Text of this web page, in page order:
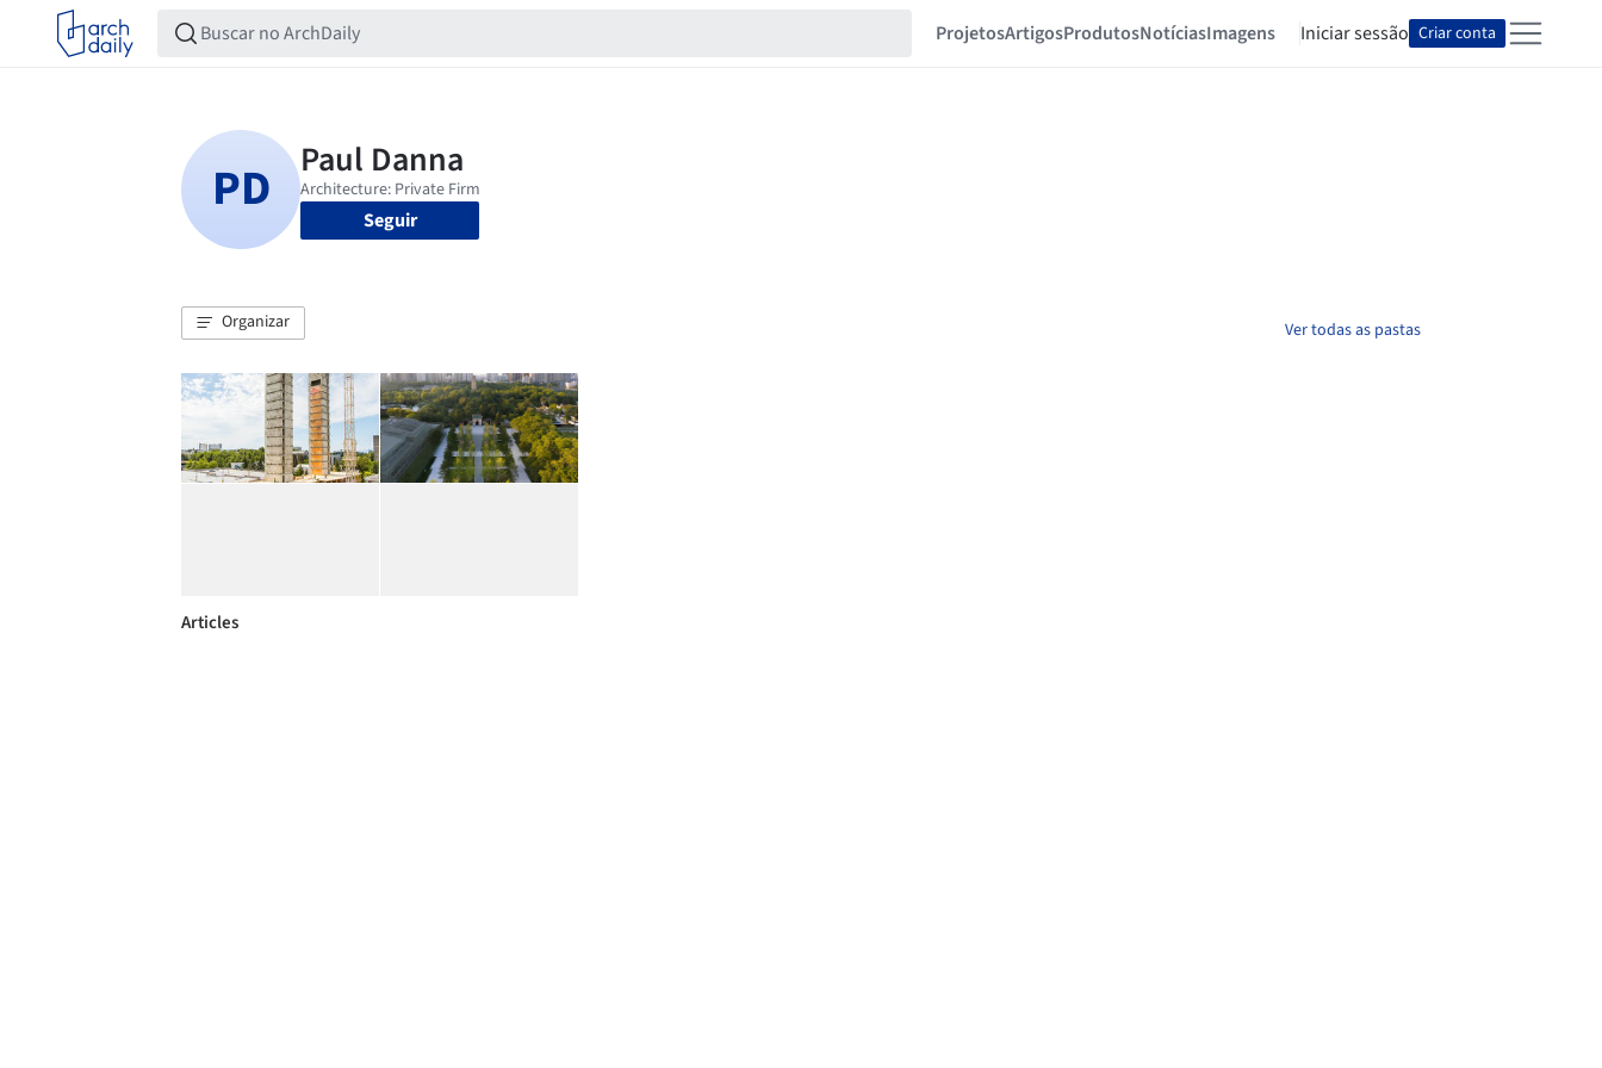
ProjetosArtigosProdutosNotíciasImagens Iniciar sessão Criar conta
Seguir
Organizar Ver todas as pastas
Articles